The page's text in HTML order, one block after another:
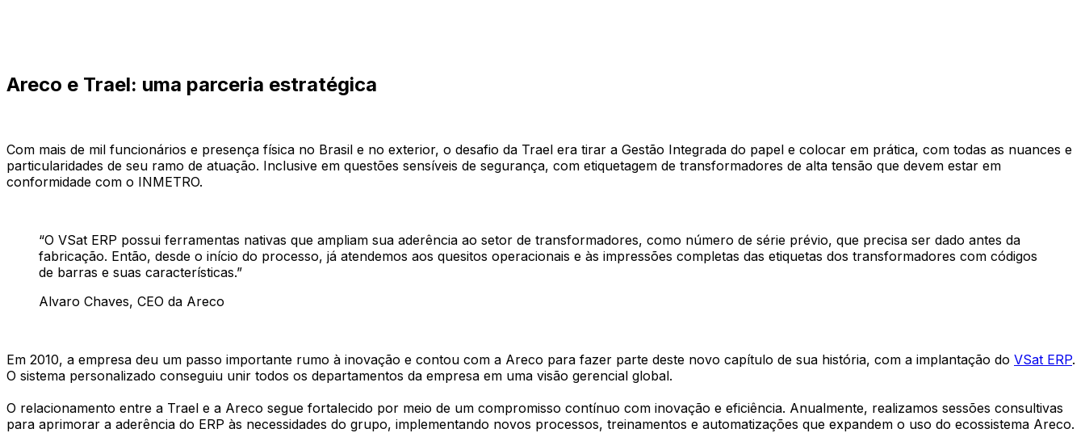
Areco e Trael: uma parceria estratégica
Com mais de mil funcionários e presença física no Brasil e no exterior, o desafio da Trael era tirar a Gestão Integrada do papel e colocar em prática, com todas as nuances e
particularidades de seu ramo de atuação. Inclusive em questões sensíveis de segurança, com etiquetagem de transformadores de alta tensão que devem estar em
conformidade com o INMETRO.
“O VSat ERP possui ferramentas nativas que ampliam sua aderência ao setor de transformadores, como número de série prévio, que precisa ser dado antes da
fabricação. Então, desde o início do processo, já atendemos aos quesitos operacionais e às impressões completas das etiquetas dos transformadores com códigos
de barras e suas características.”
Alvaro Chaves, CEO da Areco
Em 2010, a empresa deu um passo importante rumo à inovação e contou com a Areco para fazer parte deste novo capítulo de sua história, com a implantação do VSat ERP.
O sistema personalizado conseguiu unir todos os departamentos da empresa em uma visão gerencial global.
O relacionamento entre a Trael e a Areco segue fortalecido por meio de um compromisso contínuo com inovação e eficiência. Anualmente, realizamos sessões consultivas
para aprimorar a aderência do ERP às necessidades do grupo, implementando novos processos, treinamentos e automatizações que expandem o uso do ecossistema Areco.